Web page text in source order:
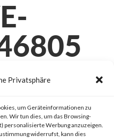
Privatsphäre
um Geräteinformationen zu
Wir tun dies, um das Browsing-
personalisierte Werbung anzuzeigen.
widerrufst, kann dies
|0 Kommentare